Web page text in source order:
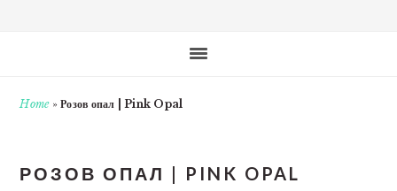
Home»Розов опал | Pink Opal
РОЗОВ ОПАЛ | PINK OPAL